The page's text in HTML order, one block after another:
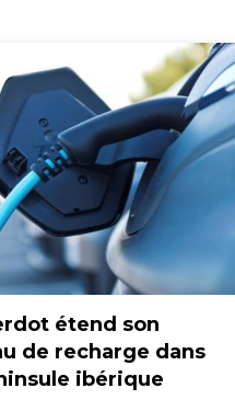
étend son
de recharge dans
ibérique